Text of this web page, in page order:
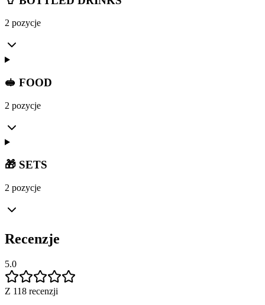
2 pozycje
🥪 FOOD
2 pozycje
🎁 SETS
2 pozycje
Recenzje
5.0
Z 118 recenzji